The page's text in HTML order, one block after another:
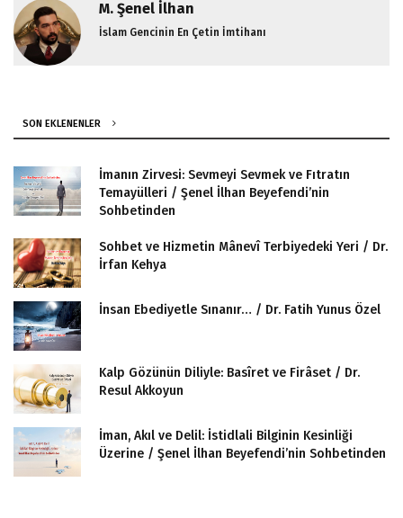
M. Şenel İlhan
İslam Gencinin En Çetin İmtihanı
SON EKLENENLER
İmanın Zirvesi: Sevmeyi Sevmek ve Fıtratın
Temayülleri / Şenel İlhan Beyefendi’nin
Sohbetinden
Sohbet ve Hizmetin Mânevî Terbiyedeki Yeri / Dr.
İrfan Kehya
İnsan Ebediyetle Sınanır… / Dr. Fatih Yunus Özel
Kalp Gözünün Diliyle: Basîret ve Firâset / Dr.
Resul Akkoyun
İman, Akıl ve Delil: İstidlali Bilginin Kesinliği
Üzerine / Şenel İlhan Beyefendi’nin Sohbetinden